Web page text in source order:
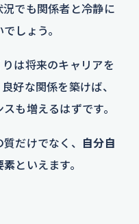
でも関係者と冷静に
しょう。
は将来のキャリアを
好な関係を築けば、
も増えるはずです。
だけでなく、 自分自
素といえます。